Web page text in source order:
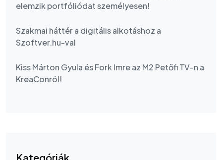
elemzik portfóliódat személyesen!
Szakmai háttér a digitális alkotáshoz a
Szoftver.hu-val
Kiss Márton Gyula és Fork Imre az M2 Petőfi TV-n a
KreaConról!
Kategóriák